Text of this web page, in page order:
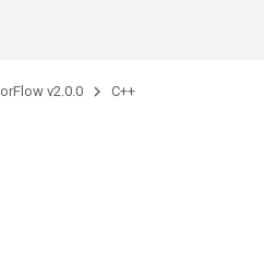
v2.0.0 C++